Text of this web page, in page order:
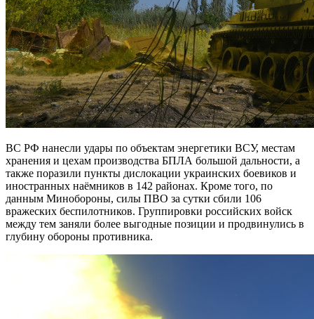
ВС РФ нанесли удары по объектам энергетики ВСУ, местам
хранения и цехам производства БПЛА большой дальности, а
также поразили пункты дислокации украинских боевиков и
иностранных наёмников в 142 районах. Кроме того, по
данным Минобороны, силы ПВО за сутки сбили 106
вражеских беспилотников. Группировки российских войск
между тем заняли более выгодные позиции и продвинулись в
глубину обороны противника.